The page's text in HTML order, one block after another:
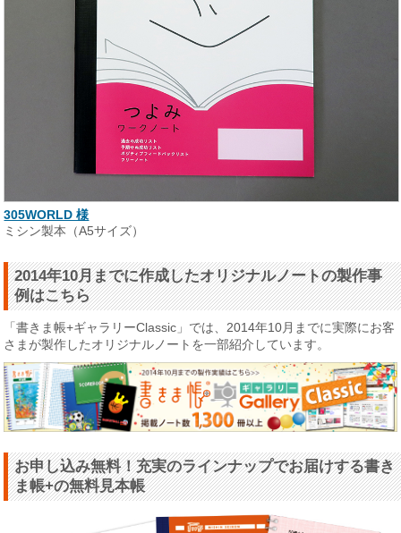
305WORLD 様
ミシン製本（A5サイズ）
2014年10月までに作成したオリジナルノートの製作事
例はこちら
「書きま帳+ギャラリーClassic」では、2014年10月までに実際にお客
さまが製作したオリジナルノートを一部紹介しています。
お申し込み無料！充実のラインナップでお届けする書き
ま帳+の無料見本帳